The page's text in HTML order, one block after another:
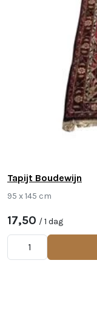
Tapijt Boudewijn
95 x 145 cm
17,50 / 1 dag